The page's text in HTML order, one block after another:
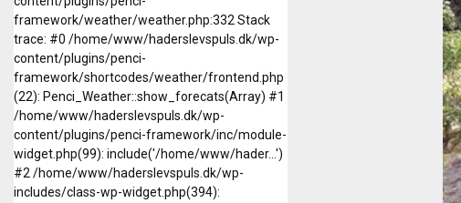
framework/weather/weather.php:332 Stack
trace: #0 /home/www/haderslevspuls.dk/wp-
content/plugins/penci-
framework/shortcodes/weather/frontend.php
(22): Penci_Weather::show_forecats(Array) #1
/home/www/haderslevspuls.dk/wp-
content/plugins/penci-framework/inc/module-
widget.php(99): include('/home/www/hader...')
#2 /home/www/haderslevspuls.dk/wp-
includes/class-wp-widget.php(394):